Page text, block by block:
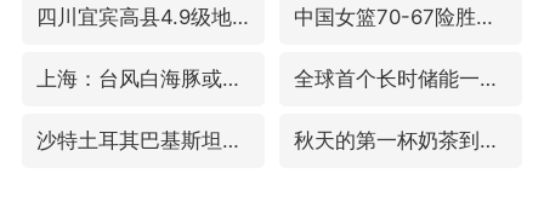
四川宜宾高县4.9级地震致1死 中国女篮70-67险胜尼日利亚女篮
上海：台风白海豚或将带来龙卷风 全球首个长时储能一体化产业园量产
沙特土耳其巴基斯坦签署共同防务协议 秋天的第一杯奶茶到底有多火